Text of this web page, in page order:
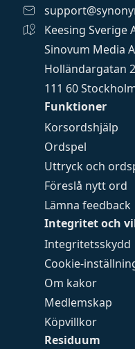
Funktioner
Korsordshjälp
Ordspel
Uttryck och
Föreslå nytt ord
Lämna feedback
Integritet och
Integritetsskydd
Cookie-
Om kakor
Medlemskap
Köpvillkor
Residuum
Keesing Sverige
Sinovum Media
Holländargatan
111 60